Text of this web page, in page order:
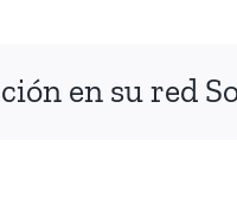
en su red